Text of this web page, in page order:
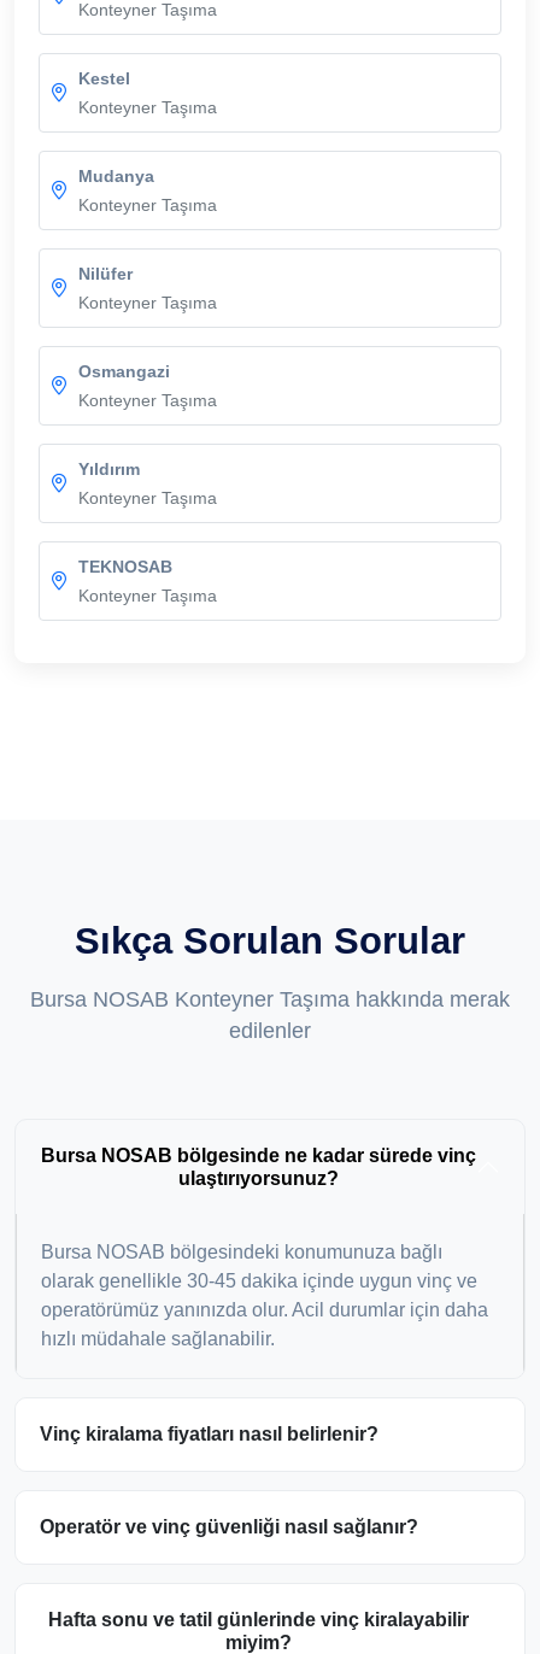
Konteyner Taşıma
Kestel
Konteyner Taşıma
Mudanya
Konteyner Taşıma
Nilüfer
Konteyner Taşıma
Osmangazi
Konteyner Taşıma
Yıldırım
Konteyner Taşıma
TEKNOSAB
Konteyner Taşıma
Sıkça Sorulan Sorular
Bursa NOSAB Konteyner Taşıma hakkında merak
edilenler
Bursa NOSAB bölgesinde ne kadar sürede vinç
ulaştırıyorsunuz?
Bursa NOSAB bölgesindeki konumunuza bağlı
olarak genellikle 30-45 dakika içinde uygun vinç ve
operatörümüz yanınızda olur. Acil durumlar için daha
hızlı müdahale sağlanabilir.
Vinç kiralama fiyatları nasıl belirlenir?
Operatör ve vinç güvenliği nasıl sağlanır?
Hafta sonu ve tatil günlerinde vinç kiralayabilir
miyim?